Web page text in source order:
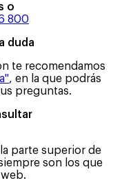
o
800
duda
te recomendamos
, en la que podrás
preguntas.
parte superior de
son los que